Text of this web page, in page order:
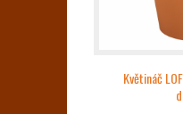
Květináč